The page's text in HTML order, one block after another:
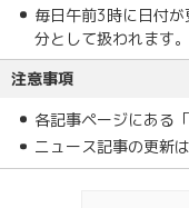
毎日午前3時に日付
分として扱われます。
注意事項
各記事ページにある
ニュース記事の更新